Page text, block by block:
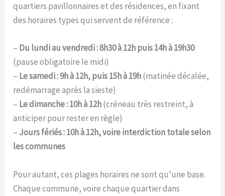
quartiers pavillonnaires et des résidences, en fixant
des horaires types qui servent de référence :
– Du lundi au vendredi : 8h30 à 12h puis 14h à 19h30
(pause obligatoire le midi)
– Le samedi : 9h à 12h, puis 15h à 19h(matinée décalée,
redémarrage après la sieste)
– Le dimanche : 10h à 12h(créneau très restreint, à
anticiper pour rester en règle)
– Jours fériés : 10h à 12h, voire interdiction totale selon
les communes
Pour autant, ces plages horaires ne sont qu’une base.
Chaque commune, voire chaque quartier dans